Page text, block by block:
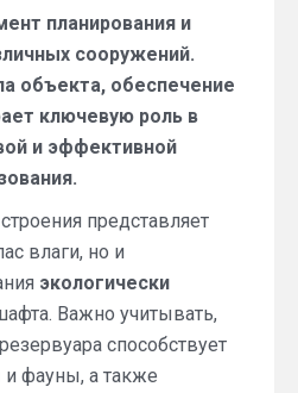
планирования и
сооружений.
объекта, обеспечение
ключевую роль в
и эффективной
представляет
влаги, но и
экологически
Важно учитывать,
способствует
фауны, а также